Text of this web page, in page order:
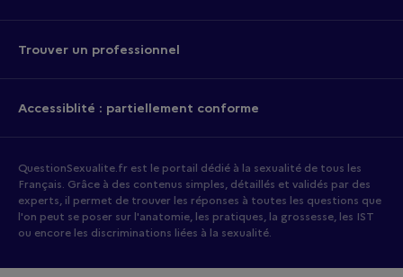
Trouver un professionnel
Accessiblité : partiellement conforme
QuestionSexualite.fr est le portail dédié à la sexualité de tous les
Français. Grâce à des contenus simples, détaillés et validés par des
experts, il permet de trouver les réponses à toutes les questions que
l'on peut se poser sur l'anatomie, les pratiques, la grossesse, les IST
ou encore les discriminations liées à la sexualité.